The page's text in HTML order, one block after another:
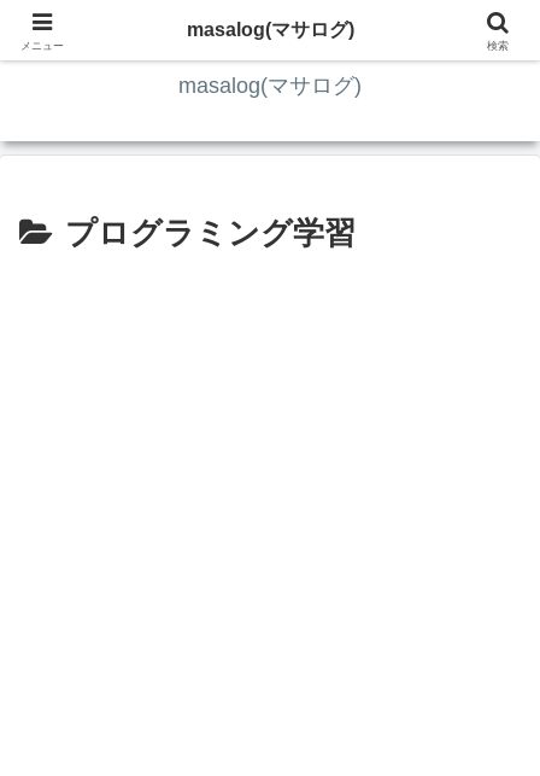
ITの知識4割・ガジェット4割・その他2割 の趣味ブログ
masalog(マサログ)
プログラミング学習
メニュー
masalog(マサログ)
検索